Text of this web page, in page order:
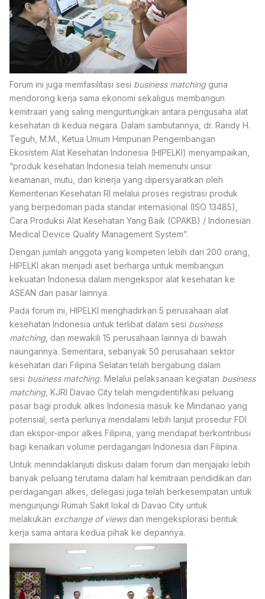
Forum ini juga memfasilitasi sesi business matchingguna
mendorong kerja sama ekonomi sekaligus membangun
kemitraan yang saling menguntungkan antara pengusaha alat
kesehatan di kedua negara. Dalam sambutannya, dr. Randy H.
Teguh, M.M., Ketua Umum Himpunan Pengembangan
Ekosistem Alat Kesehatan Indonesia (HIPELKI) menyampaikan,
“produk kesehatan Indonesia telah memenuhi unsur
keamanan, mutu, dan kinerja yang dipersyaratkan oleh
Kementerian Kesehatan RI melalui proses registrasi produk
yang berpedoman pada standar internasional (ISO 13485),
Cara Produksi Alat Kesehatan Yang Baik (CPAKB) / Indonesian
Medical Device Quality Management System”.
Dengan jumlah anggota yang kompeten lebih dari 200 orang,
HIPELKI akan menjadi aset berharga untuk membangun
kekuatan Indonesia dalam mengekspor alat kesehatan ke
ASEAN dan pasar lainnya.
Pada forum ini, HIPELKI menghadirkan 5 perusahaan alat
kesehatan Indonesia untuk terlibat dalam sesi business
matching, dan mewakili 15 perusahaan lainnya di bawah
naungannya. Sementara, sebanyak 50 perusahaan sektor
kesehatan dari Filipina Selatan telah bergabung dalam
sesi business matching. Melalui pelaksanaan kegiatan business
matching, KJRI Davao City telah mengidentifikasi peluang
pasar bagi produk alkes Indonesia masuk ke Mindanao yang
potensial, serta perlunya mendalami lebih lanjut prosedur FDI
dan ekspor-impor alkes Filipina, yang mendapat berkontribusi
bagi kenaikan volume perdagangan Indonesia dan Filipina.
Untuk menindaklanjuti diskusi dalam forum dan menjajaki lebih
banyak peluang terutama dalam hal kemitraan pendidikan dan
perdagangan alkes, delegasi juga telah berkesempatan untuk
mengunjungi Rumah Sakit lokal di Davao City untuk
melakukan exchange of views dan mengeksplorasi bentuk
kerja sama antara kedua pihak ke depannya.